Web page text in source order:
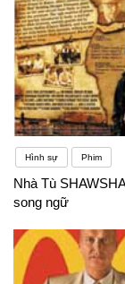
Hình sự Phim
Nhà Tù
song ngữ